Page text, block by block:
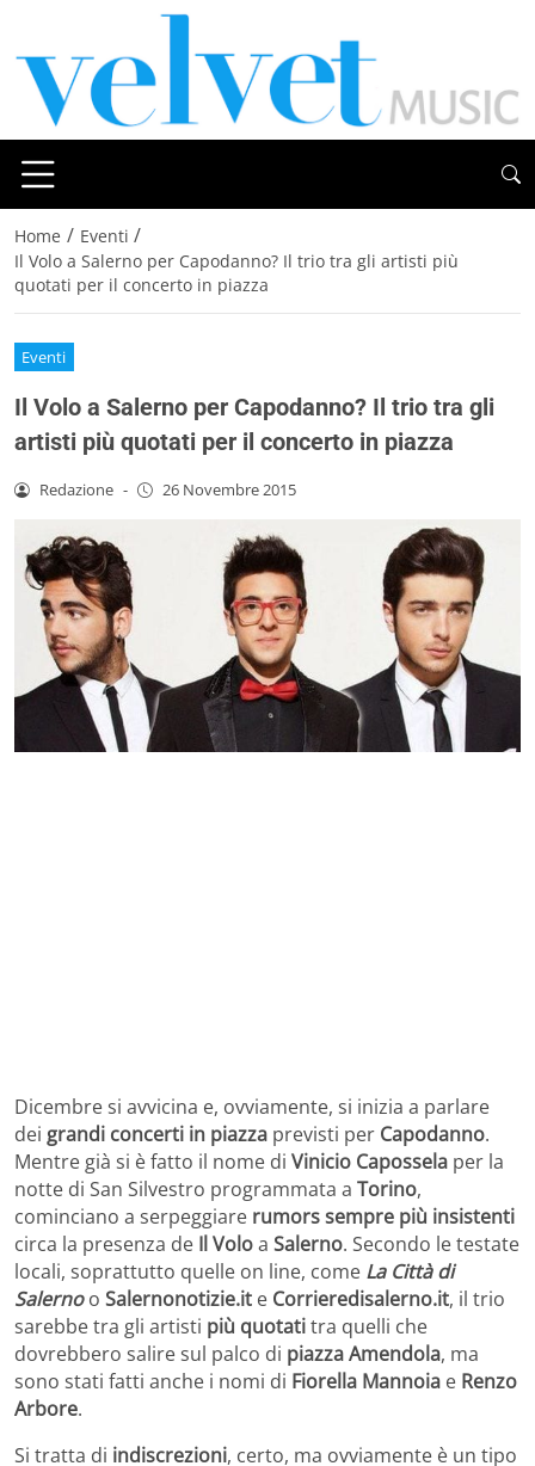
Home / Eventi /
Il Volo a Salerno per Capodanno? Il trio tra gli artisti più
quotati per il concerto in piazza
Eventi
Il Volo a Salerno per Capodanno? Il trio tra gli
artisti più quotati per il concerto in piazza
Redazione - 26 Novembre 2015
Dicembre si avvicina e, ovviamente, si inizia a parlare
dei grandi concerti in piazza previsti per Capodanno.
Mentre già si è fatto il nome di Vinicio Capossela per la
notte di San Silvestro programmata a Torino,
cominciano a serpeggiare rumors sempre più insistenti
circa la presenza de Il Voloa Salerno. Secondo le testate
locali, soprattutto quelle on line, come La Città di
Salernoo Salernonotizie.it e Corrieredisalerno.it, il trio
sarebbe tra gli artisti più quotatitra quelli che
dovrebbero salire sul palco di piazza Amendola, ma
sono stati fatti anche i nomi di Fiorella Mannoia e Renzo
Arbore.
Si tratta di indiscrezioni, certo, ma ovviamente è un tipo